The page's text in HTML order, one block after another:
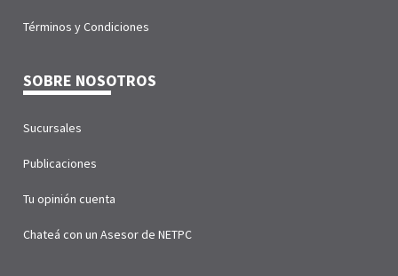
Términos y Condiciones
SOBRE NOSOTROS
Sucursales
Publicaciones
Tu opinión cuenta
Chateá con un Asesor de NETPC